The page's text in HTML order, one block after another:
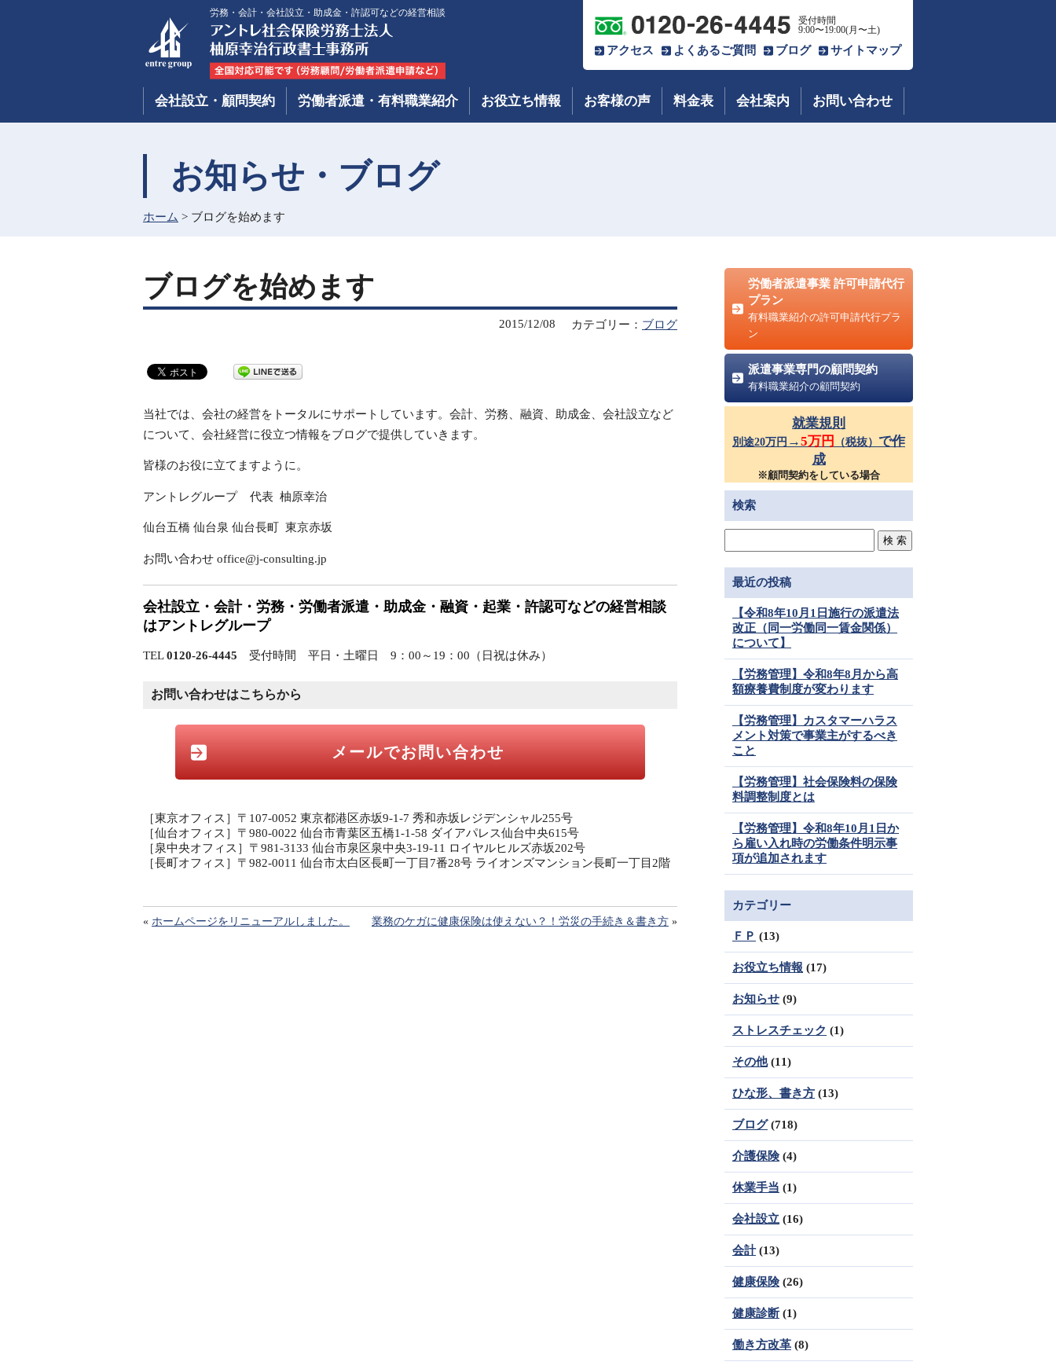
労務・会計・会社設立・助成金・許認可などの経営相談
受付時間
9:00〜19:00(月〜土)
アクセス よくあるご質問 ブログ サイトマップ
会社設立・顧問契約 労働者派遣・有料職業紹介 お役立ち情報 お客様の声 料金表 会社案内 お問い合わせ
お知らせ・ブログ
ホーム > ブログを始めます
ブログを始めます
カテゴリー： ブログ
2015/12/08
当社では、会社の経営をトータルにサポートしています。会計、労務、融資、助成金、会社設立など
について、会社経営に役立つ情報をブログで提供していきます。
皆様のお役に立てますように。
アントレグループ 代表 柚原幸治
仙台五橋 仙台泉 仙台長町 東京赤坂
お問い合わせ office@j-consulting.jp
会社設立・会計・労務・労働者派遣・助成金・融資・起業・許認可などの経営相談
はアントレグループ
TEL0120-26-4445 受付時間 平日・土曜日 9：00～19：00（日祝は休み）
お問い合わせはこちらから
メールでお問い合わせ
［東京オフィス］〒107-0052 東京都港区赤坂9-1-7 秀和赤坂レジデンシャル255号
［仙台オフィス］〒980-0022 仙台市青葉区五橋1-1-58 ダイアパレス仙台中央615号
［泉中央オフィス］〒981-3133 仙台市泉区泉中央3-19-11 ロイヤルヒルズ赤坂202号
［長町オフィス］〒982-0011 仙台市太白区長町一丁目7番28号 ライオンズマンション長町一丁目2階
« ホームページをリニューアルしました。 業務のケガに健康保険は使えない？！労災の手続き＆書き方 »
労働者派遣事業 許可申請代行
プラン
有料職業紹介の許可申請代行プラ
ン
派遣事業専門の顧問契約
有料職業紹介の顧問契約
就業規則
別途20万円 →5万円 （税抜） で作
成
※顧問契約をしている場合
検索
最近の投稿
【令和8年10月1日施行の派遣法
改正（同一労働同一賃金関係）
について】
【労務管理】令和8年8月から高
額療養費制度が変わります
【労務管理】カスタマーハラス
メント対策で事業主がするべき
こと
【労務管理】社会保険料の保険
料調整制度とは
【労務管理】令和8年10月1日か
ら雇い入れ時の労働条件明示事
項が追加されます
カテゴリー
ＦＰ (13)
お役立ち情報 (17)
お知らせ (9)
ストレスチェック (1)
その他(11)
ひな形、書き方 (13)
ブログ(718)
介護保険(4)
休業手当 (1)
会社設立 (16)
会計(13)
健康保険(26)
健康診断(1)
働き方改革 (8)